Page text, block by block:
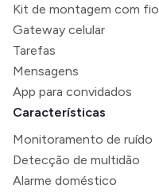
Kit de montagem com fio
Gateway celular
Tarefas
Mensagens
App para convidados
Características
Monitoramento de ruído
Detecção de multidão
Alarme doméstico